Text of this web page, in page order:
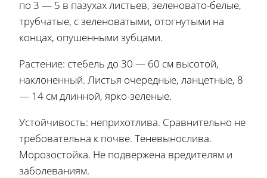
по 3 — 5 в пазухах листьев, зеленовато-белые,
трубчатые, с зеленоватыми, отогнутыми на
концах, опушенными зубцами.
Растение: стебель до 30 — 60 см высотой,
наклоненный. Листья очередные, ланцетные, 8
— 14 см длинной, ярко-зеленые.
Устойчивость: неприхотлива. Сравнительно не
требовательна к почве. Теневынослива.
Морозостойка. Не подвержена вредителям и
заболеваниям.